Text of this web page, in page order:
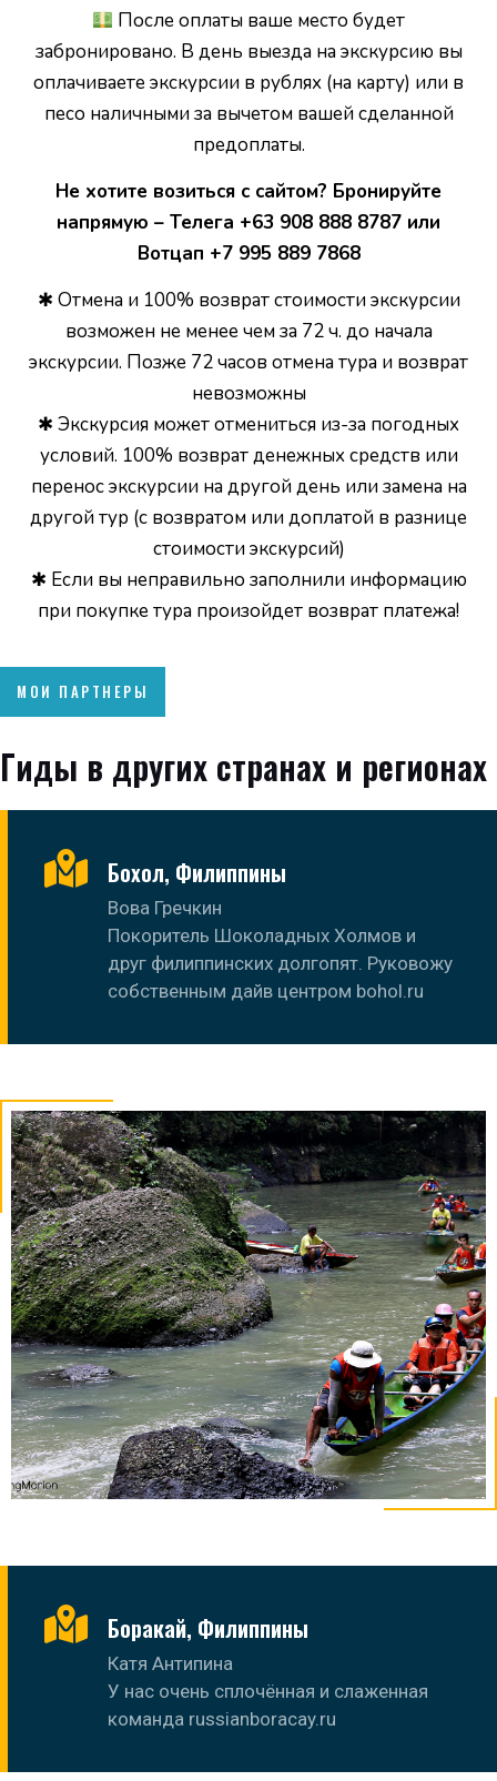
После оплаты ваше место будет
забронировано. В день выезда на экскурсию вы
оплачиваете экскурсии в рублях (на карту) или в
песо наличными за вычетом вашей сделанной
предоплаты.
Не хотите возиться с сайтом? Бронируйте
напрямую – Телега +63 908 888 8787 или
Вотцап +7 995 889 7868
✱ Отмена и 100% возврат стоимости экскурсии
возможен не менее чем за 72 ч. до начала
экскурсии. Позже 72 часов отмена тура и возврат
невозможны
✱ Экскурсия может отмениться из-за погодных
условий. 100% возврат денежных средств или
перенос экскурсии на другой день или замена на
другой тур (с возвратом или доплатой в разнице
стоимости экскурсий)
✱ Если вы неправильно заполнили информацию
при покупке тура произойдет возврат платежа!
МОИ ПАРТНЕРЫ
Гиды в других странах и регионах
Бохол, Филиппины
Вова Гречкин
Покоритель Шоколадных Холмов и
друг филиппинских долгопят. Руковожу
собственным дайв центром bohol.ru
Боракай, Филиппины
Катя Антипина
У нас очень сплочённая и слаженная
команда russianboracay.ru